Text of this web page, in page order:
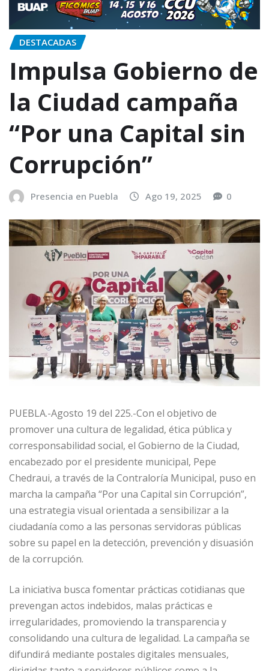
DESTACADAS
Impulsa Gobierno de
la Ciudad campaña
“Por una Capital sin
Corrupción”
Presencia en Puebla Ago 19, 2025 0
PUEBLA.-Agosto 19 del 225.-Con el objetivo de
promover una cultura de legalidad, ética pública y
corresponsabilidad social, el Gobierno de la Ciudad,
encabezado por el presidente municipal, Pepe
Chedraui, a través de la Contraloría Municipal, puso en
marcha la campaña “Por una Capital sin Corrupción”,
una estrategia visual orientada a sensibilizar a la
ciudadanía como a las personas servidoras públicas
sobre su papel en la detección, prevención y disuasión
de la corrupción.
La iniciativa busca fomentar prácticas cotidianas que
prevengan actos indebidos, malas prácticas e
irregularidades, promoviendo la transparencia y
consolidando una cultura de legalidad. La campaña se
difundirá mediante postales digitales mensuales,